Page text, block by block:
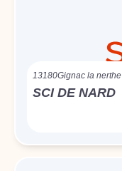
13180Gignac la nerthe
SCI DE NARD